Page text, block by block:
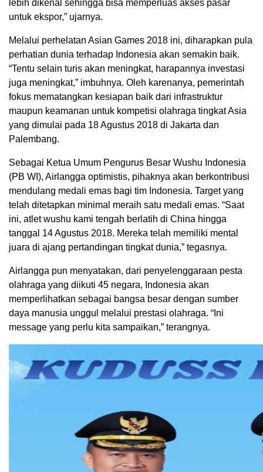
lebih dikenal sehingga bisa memperluas akses pasar
untuk ekspor,” ujarnya.
Melalui perhelatan Asian Games 2018 ini, diharapkan pula
perhatian dunia terhadap Indonesia akan semakin baik.
“Tentu selain turis akan meningkat, harapannya investasi
juga meningkat,” imbuhnya. Oleh karenanya, pemerintah
fokus mematangkan kesiapan baik dari infrastruktur
maupun keamanan untuk kompetisi olahraga tingkat Asia
yang dimulai pada 18 Agustus 2018 di Jakarta dan
Palembang.
Sebagai Ketua Umum Pengurus Besar Wushu Indonesia
(PB WI), Airlangga optimistis, pihaknya akan berkontribusi
mendulang medali emas bagi tim Indonesia. Target yang
telah ditetapkan minimal meraih satu medali emas. “Saat
ini, atlet wushu kami tengah berlatih di China hingga
tanggal 14 Agustus 2018. Mereka telah memiliki mental
juara di ajang pertandingan tingkat dunia,” tegasnya.
Airlangga pun menyatakan, dari penyelenggaraan pesta
olahraga yang diikuti 45 negara, Indonesia akan
memperlihatkan sebagai bangsa besar dengan sumber
daya manusia unggul melalui prestasi olahraga. “Ini
message yang perlu kita sampaikan,” terangnya.